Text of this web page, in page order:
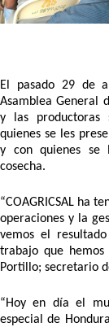
El pasado 29 de
Asamblea General
y las productoras
quienes se les
y con quienes se
cosecha.
“COAGRICSAL ha
operaciones y la
vemos el
trabajo que hemos
Portillo; secretario
“Hoy en día el
especial de